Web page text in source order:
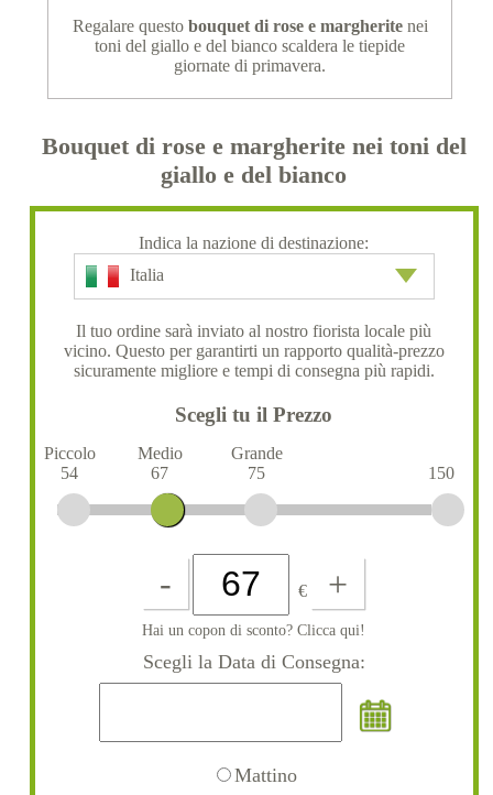
Regalare questobouquet di rose e margheritenei
toni del giallo e del bianco scaldera le tiepide
giornate di primavera.
Bouquet di rose e margherite nei toni del
giallo e del bianco
Indica la nazione di destinazione:
Italia
Il tuo ordine sarà inviato al nostro fiorista locale più
vicino. Questo per garantirti un rapporto qualità-prezzo
sicuramente migliore e tempi di consegna più rapidi.
Scegli tu il Prezzo
Piccolo
54
Medio
67
Grande
75
150
- € +
Hai un copon di sconto? Clicca qui!
Scegli la Data di Consegna:
Mattino